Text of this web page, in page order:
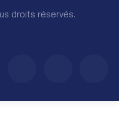
droits réservés.